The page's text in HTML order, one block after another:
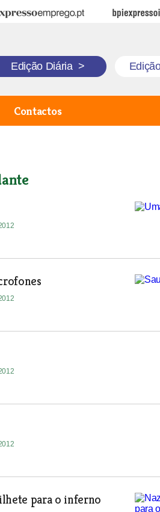
Emprego BPI
Edição Diária >
Contactos
para o inferno